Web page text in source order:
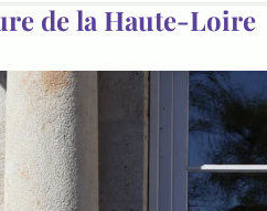
de la Haute-Loire